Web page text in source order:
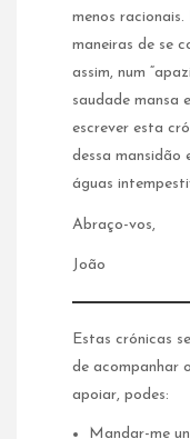
menos
maneiras de se
assim, num
saudade mansa
escrever esta
dessa mansidão
águas
Abraço-vos,
João
Estas crónicas
de acompanhar
apoiar, podes:
Mandar-me